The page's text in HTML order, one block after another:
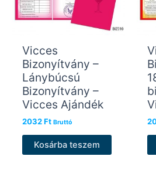
Vicces
Bizonyítvány –
Lánybúcsú
Bizonyítvány –
Vicces Ajándék
2032Ft Bruttó
Kosárba teszem